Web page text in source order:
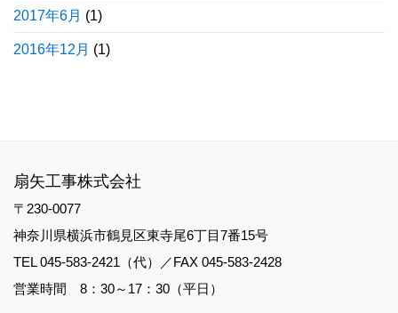
2017年6月 (1)
2016年12月 (1)
扇矢工事株式会社
〒230-0077
神奈川県横浜市鶴見区東寺尾6丁目7番15号
TEL 045-583-2421（代）／FAX 045-583-2428
営業時間 8：30～17：30（平日）